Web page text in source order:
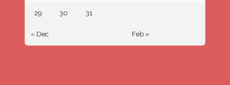
« Dec Feb »
29 30 31